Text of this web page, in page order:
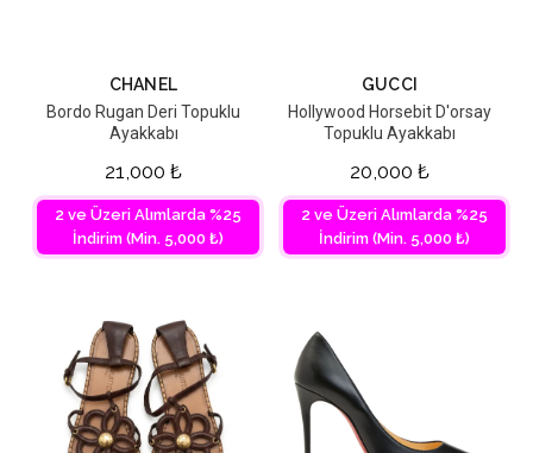
CHANEL
Bordo Rugan Deri Topuklu
Ayakkabı
21,000 ₺
2 ve Üzeri Alımlarda %25
İndirim (Min. 5,000 ₺)
GUCCI
Hollywood Horsebit D'orsay
Topuklu Ayakkabı
20,000 ₺
2 ve Üzeri Alımlarda %25
İndirim (Min. 5,000 ₺)